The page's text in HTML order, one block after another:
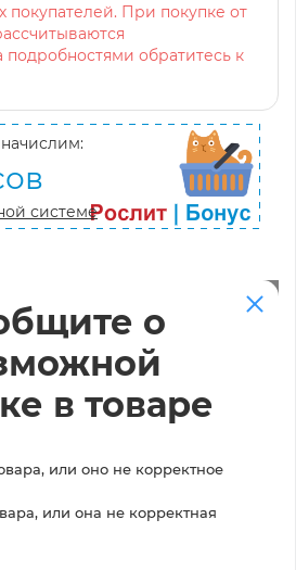
При покупке от
подробностями обратитесь к
системе
о
в товаре
или оно не корректное
или она не корректная